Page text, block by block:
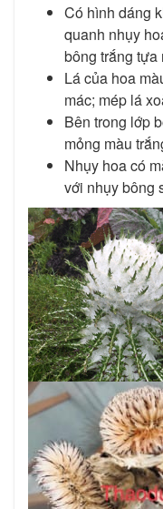
Có hình dáng
quanh nhụy
bông trắng tựa
Lá của hoa
mác; mép lá
Bên trong lớp
mỏng màu
Nhụy hoa có
với nhụy bông